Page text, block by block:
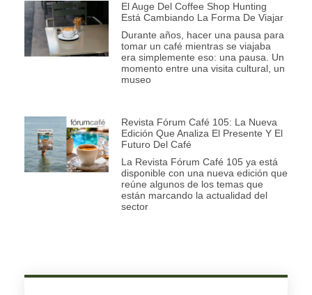
El Auge Del Coffee Shop Hunting
Está Cambiando La Forma De Viajar
Durante años, hacer una pausa para
tomar un café mientras se viajaba
era simplemente eso: una pausa. Un
momento entre una visita cultural, un
museo
Revista Fórum Café 105: La Nueva
Edición Que Analiza El Presente Y El
Futuro Del Café
La Revista Fórum Café 105 ya está
disponible con una nueva edición que
reúne algunos de los temas que
están marcando la actualidad del
sector